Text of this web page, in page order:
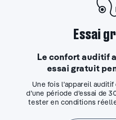
Essai
Le confort auditif
essai gratuit
Une fois l’appareil
d’une période d’essai de
tester en conditions